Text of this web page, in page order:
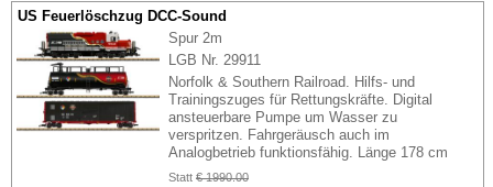
US Feuerlöschzug DCC-Sound
Spur 2m
LGB Nr. 29911
Norfolk & Southern Railroad. Hilfs- und
Trainingszuges für Rettungskräfte. Digital
ansteuerbare Pumpe um Wasser zu
verspritzen. Fahrgeräusch auch im
Analogbetrieb funktionsfähig. Länge 178 cm
Statt € 1990.00